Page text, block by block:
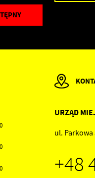
URZĄD
ul. Parkowa
+48